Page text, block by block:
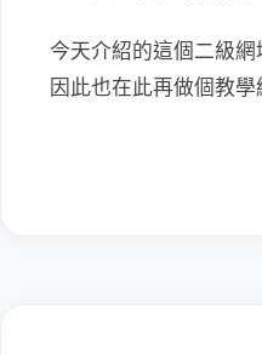
今天介紹的這個二級
因此也在此再做個教